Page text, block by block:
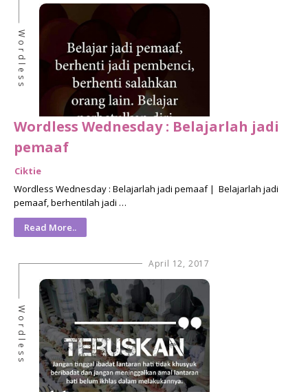
Wordless
Wordless Wednesday : Belajarlah jadi
pemaaf
Ciktie
Wordless Wednesday : Belajarlah jadi pemaaf | Belajarlah jadi
pemaaf, berhentilah jadi …
Read More..
April 12, 2017
Wordless